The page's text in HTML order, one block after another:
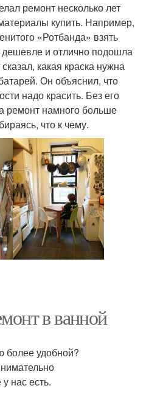
ремонт несколько лет
купить. Например,
«Ротбанда» взять
и отлично подошла
какая краска нужна
Он объяснил, что
надо красить. Без его
ремонт намного больше
что к чему.
в ванной
более удобной?
нас есть.